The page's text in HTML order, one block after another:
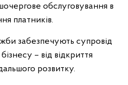
обслуговування в
платників.
забезпечують супровід
– від відкриття
розвитку.